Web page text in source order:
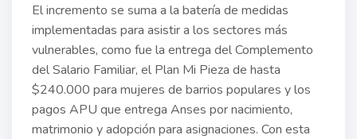
El incremento se suma a la batería de medidas
implementadas para asistir a los sectores más
vulnerables, como fue la entrega del Complemento
del Salario Familiar, el Plan Mi Pieza de hasta
$240.000 para mujeres de barrios populares y los
pagos APU que entrega Anses por nacimiento,
matrimonio y adopción para asignaciones. Con esta